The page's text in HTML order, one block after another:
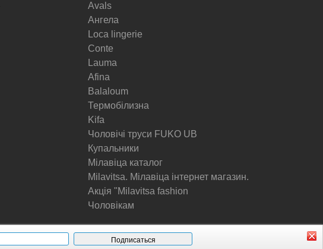
Avals
Ангела
Loca lingerie
Conte
Lauma
Afina
Balaloum
Термобілизна
Kifa
Чоловічі труси FUKO UB
Купальники
Мілавіца каталог
Milavitsa. Мілавіца інтернет магазин.
Акція "Milavitsa fashion
Чоловікам